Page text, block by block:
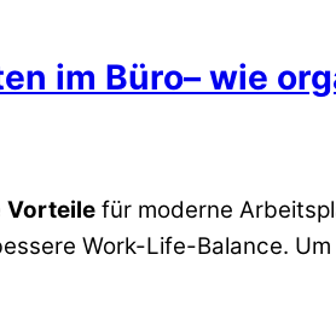
im Büro– wie
Vorteile für moderne
Work-Life-Balance.